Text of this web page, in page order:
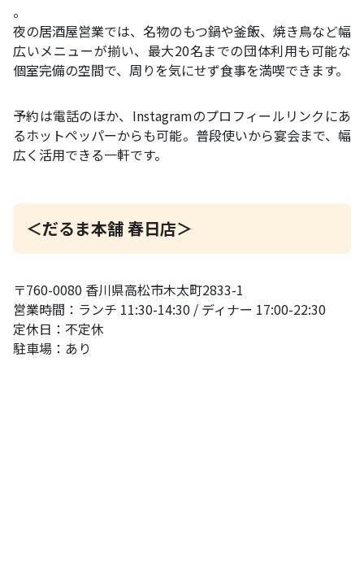
。
夜の居酒屋営業では、名物のもつ鍋や釜飯、焼き鳥など幅
広いメニューが揃い、最大20名までの団体利用も可能な
個室完備の空間で、周りを気にせず食事を満喫できます。
予約は電話のほか、Instagramのプロフィールリンクにあ
るホットペッパーからも可能。普段使いから宴会まで、幅
広く活用できる一軒です。
＜だるま本舗 春日店＞
〒760-0080 香川県高松市木太町2833-1
営業時間：ランチ 11:30-14:30 / ディナー 17:00-22:30
定休日：不定休
駐車場：あり